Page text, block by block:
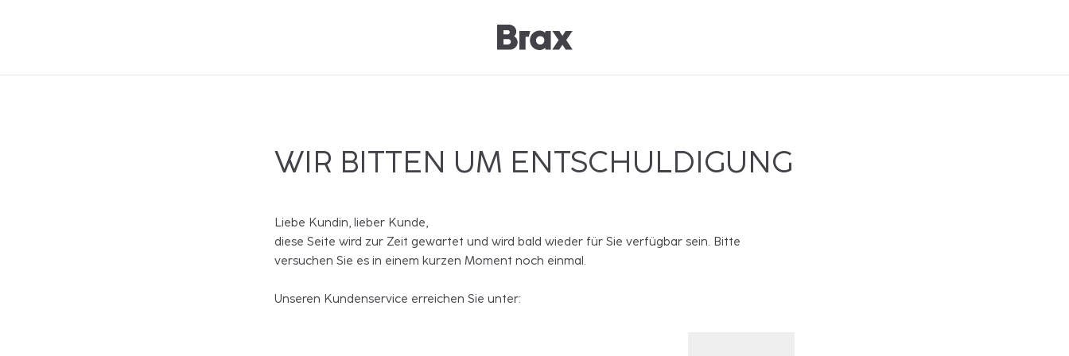
WIR BITTEN UM ENTSCHULDIGUNG
Liebe Kundin, lieber Kunde,
diese Seite wird zur Zeit gewartet und wird bald wieder für Sie verfügbar sein. Bitte
versuchen Sie es in einem kurzen Moment noch einmal.
Unseren Kundenservice erreichen Sie unter: